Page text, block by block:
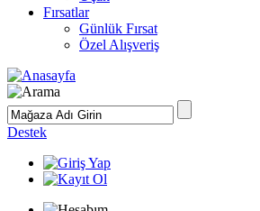
Fırsatlar
Günlük Fırsat
Özel Alışveriş
Destek